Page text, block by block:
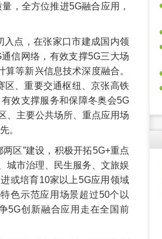
，全方位推进5G融合应用，
入点，在张家口市建成国内领
信网络，有效支撑5G三大场
等新兴信息技术深度融合。
区、重要交通枢纽、京张高铁
效支撑服务和保障冬奥会5G
、主要公共场所、重点应用场
。
区”建设，积极开拓5G+重点
城市治理、民生服务、文旅娱
或培育10家以上5G应用领域
色示范应用场景超过50个以
5G创新融合应用走在全国前